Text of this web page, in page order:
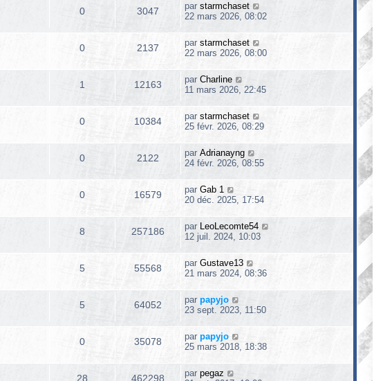
0 3047 par starmchaset
22 mars 2026, 08:02
0 2137 par starmchaset
22 mars 2026, 08:00
1 12163 par Charline
11 mars 2026, 22:45
0 10384 par starmchaset
25 févr. 2026, 08:29
0 2122 par Adrianayng
24 févr. 2026, 08:55
0 16579 par Gab 1
20 déc. 2025, 17:54
8 257186 par LeoLecomte54
12 juil. 2024, 10:03
5 55568 par Gustave13
21 mars 2024, 08:36
5 64052 par papyjo
23 sept. 2023, 11:50
0 35078 par papyjo
25 mars 2018, 18:38
28 462298 par pegaz